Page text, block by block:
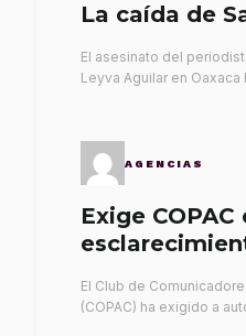
La caída de
El asesinato del
Leyva Aguilar en
AGENCIAS
Exige COPAC
El Club de
(COPAC) ha exigido a